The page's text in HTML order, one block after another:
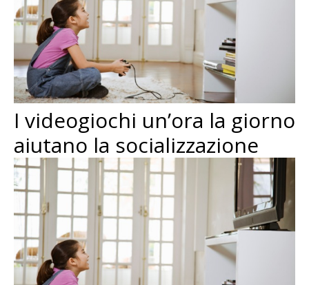
I videogiochi un’ora la giorno
aiutano la socializzazione